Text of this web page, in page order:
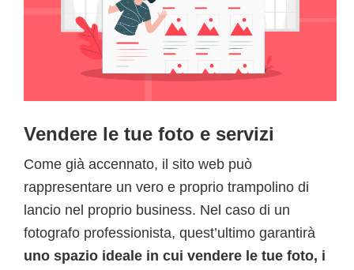
Vendere le tue foto e servizi
Come già accennato, il sito web può
rappresentare un vero e proprio trampolino di
lancio nel proprio business. Nel caso di un
fotografo professionista, quest’ultimo garantirà
uno spazio ideale in cui vendere le tue foto, i